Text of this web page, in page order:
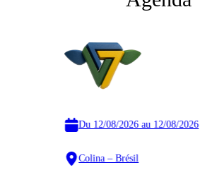
Du 12/08/2026 au 12/08/2026
Colina – Brésil